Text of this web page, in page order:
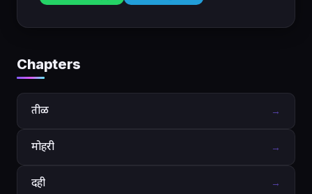
Chapters
तीळ →
मोहरी →
दही →